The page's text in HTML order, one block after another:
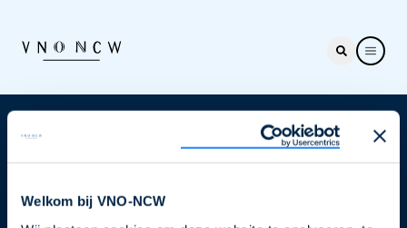
Welkom bij VNO-NCW
Nieuwsbrief
je nu in voor de VNO-NCW nieuwsbrief.